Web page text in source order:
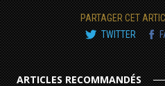
PARTAGER CET
TWITTER
ARTICLES RECOMMANDÉS